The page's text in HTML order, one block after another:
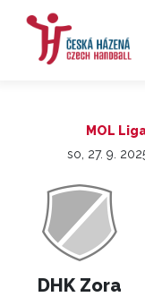
MOL
so, 27. 9.
DHK Zora